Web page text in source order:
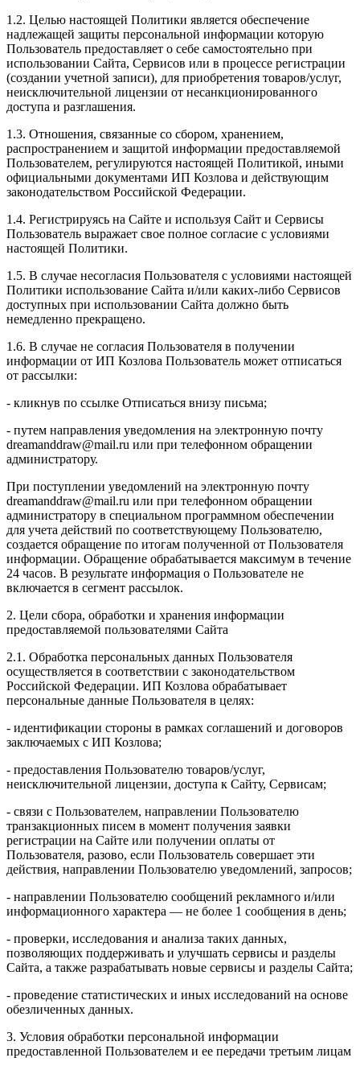
1.2. Целью настоящей Политики является обеспечение
надлежащей защиты персональной информации которую
Пользователь предоставляет о себе самостоятельно при
использовании Сайта, Сервисов или в процессе регистрации
(создании учетной записи), для приобретения товаров/услуг,
неисключительной лицензии от несанкционированного
доступа и разглашения.
1.3. Отношения, связанные со сбором, хранением,
распространением и защитой информации предоставляемой
Пользователем, регулируются настоящей Политикой, иными
официальными документами ИП Козловa и действующим
законодательством Российской Федерации.
1.4. Регистрируясь на Сайте и используя Сайт и Сервисы
Пользователь выражает свое полное согласие с условиями
настоящей Политики.
1.5. В случае несогласия Пользователя с условиями настоящей
Политики использование Сайта и/или каких-либо Сервисов
доступных при использовании Сайта должно быть
немедленно прекращено.
1.6. В случае не согласия Пользователя в получении
информации от ИП Козлова Пользователь может отписаться
от рассылки:
- кликнув по ссылке Отписаться внизу письма;
- путем направления уведомления на электронную почту
dreamanddraw@mail.ru или при телефонном обращении
администратору.
При поступлении уведомлений на электронную почту
dreamanddraw@mail.ru или при телефонном обращении
администратору в специальном программном обеспечении
для учета действий по соответствующему Пользователю,
создается обращение по итогам полученной от Пользователя
информации. Обращение обрабатывается максимум в течение
24 часов. В результате информация о Пользователе не
включается в сегмент рассылок.
2. Цели сбора, обработки и хранения информации
предоставляемой пользователями Сайта
2.1. Обработка персональных данных Пользователя
осуществляется в соответствии с законодательством
Российской Федерации. ИП Козловa обрабатывает
персональные данные Пользователя в целях:
- идентификации стороны в рамках соглашений и договоров
заключаемых с ИП Козлова;
- предоставления Пользователю товаров/услуг,
неисключительной лицензии, доступа к Сайту, Сервисам;
- связи с Пользователем, направлении Пользователю
транзакционных писем в момент получения заявки
регистрации на Сайте или получении оплаты от
Пользователя, разово, если Пользователь совершает эти
действия, направлении Пользователю уведомлений, запросов;
- направлении Пользователю сообщений рекламного и/или
информационного характера — не более 1 сообщения в день;
- проверки, исследования и анализа таких данных,
позволяющих поддерживать и улучшать сервисы и разделы
Сайта, а также разрабатывать новые сервисы и разделы Сайта;
- проведение статистических и иных исследований на основе
обезличенных данных.
3. Условия обработки персональной информации
предоставленной Пользователем и ее передачи третьим лицам